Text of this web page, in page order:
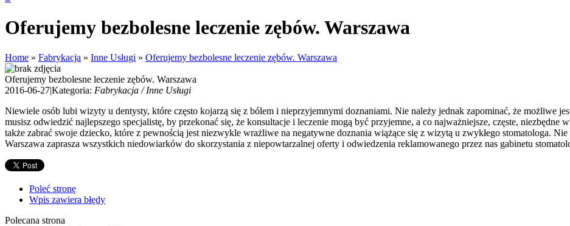
Oferujemy bezbolesne leczenie zębów. Warszawa
Home » Fabrykacja » Inne Usługi » Oferujemy bezbolesne leczenie zębów. Warszawa
Oferujemy bezbolesne leczenie zębów. Warszawa
2016-06-27|Kategoria: Fabrykacja / Inne Usługi
Niewiele osób lubi wizyty u dentysty, które często kojarzą się z bólem i nieprzyjemnymi doznaniami. Nie należy jednak zapominać, że możliwe
musisz odwiedzić najlepszego specjalistę, by przekonać się, że konsultacje i leczenie mogą być przyjemne, a co najważniejsze, częste, niezbędne
także zabrać swoje dziecko, które z pewnością jest niezwykle wrażliwe na negatywne doznania wiążące się z wizytą u zwykłego stomatologa.
Warszawa zaprasza wszystkich niedowiarków do skorzystania z niepowtarzalnej oferty i odwiedzenia reklamowanego przez nas gabinetu
Poleć stronę
Wpis zawiera błędy
Polecana strona